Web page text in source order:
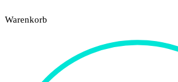
Warenkorb